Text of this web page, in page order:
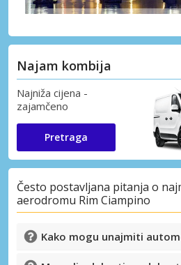
Najam kombija
Najniža cijena -
zajamčeno
Pretraga
Često postavljana pitanja o
aerodromu Rim Ciampino
Kako mogu unajmiti